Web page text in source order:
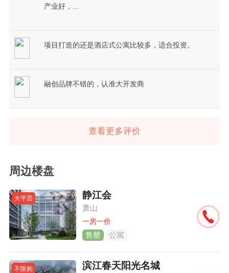
产业好，...
项目打造的还是酒店式公寓比较多，适合投资。
融创品牌不错的，认准大开发商
查看更多评价
周边楼盘
大平层 静江会
萧山
一房一价
售罄 公寓
不限购 滨江春天阳光名城